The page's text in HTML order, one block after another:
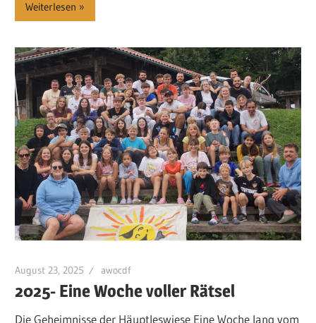
Weiterlesen
August 23, 2025 awocdf
2025- Eine Woche voller Rätsel
Die Geheimnisse der Häuptleswiese Eine Woche lang vom